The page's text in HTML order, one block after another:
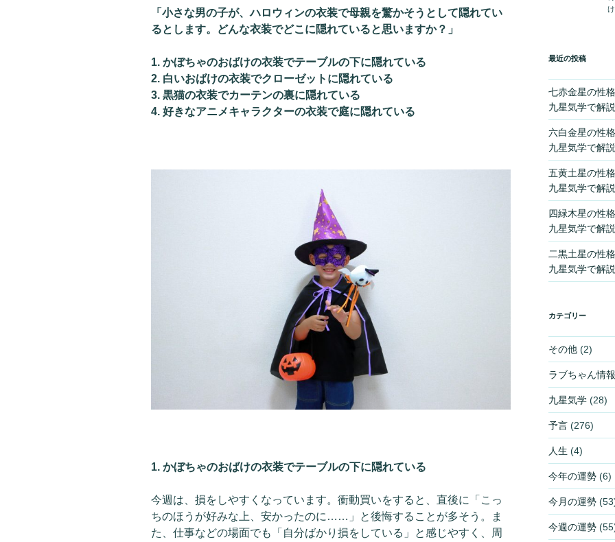
「小さな男の子が、ハロウィンの衣装で母親を驚かそうとして隠れてい
るとします。どんな衣装でどこに隠れていると思いますか？」
1. かぼちゃのおばけの衣装でテーブルの下に隠れている
2. 白いおばけの衣装でクローゼットに隠れている
3. 黒猫の衣装でカーテンの裏に隠れている
4. 好きなアニメキャラクターの衣装で庭に隠れている
1. かぼちゃのおばけの衣装でテーブルの下に隠れている
今週は、損をしやすくなっています。衝動買いをすると、直後に「こっ
ちのほうが好みな上、安かったのに……」と後悔することが多そう。ま
た、仕事などの場面でも「自分ばかり損をしている」と感じやすく、周
最近の投稿
七赤金星の性
九星気学で解説
六白金星の性
九星気学で解説
五黄土星の性
九星気学で解説
四緑木星の性
九星気学で解説
二黒土星の性
九星気学で解説
カテゴリー
その他(2)
ラブちゃん情報
九星気学(28)
予言(276)
人生 (4)
今年の運勢(6)
今月の運勢
今週の運勢